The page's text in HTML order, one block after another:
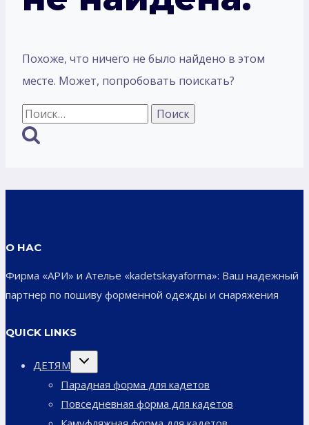
Похоже, что ничего не было найдено в этом
месте. Может, попробовать поискать?
Найти:
О НАС
Фирма «АРИ» и Ателье «kadetskayaforma»: Ваш надежный
партнер по пошиву форменной одежды и снаряжения
QUICK LINKS
ДЕТЯМ
Переключить
дочернее
Парадная форма для кадетов
Повседневная форма для кадетов